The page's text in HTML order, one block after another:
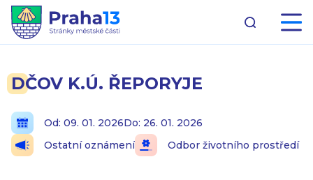
DČOV K.Ú. ŘEPORYJE
Od: 09. 01. 2026Do: 26. 01. 2026
Ostatní oznámení
Odbor životního prostředí